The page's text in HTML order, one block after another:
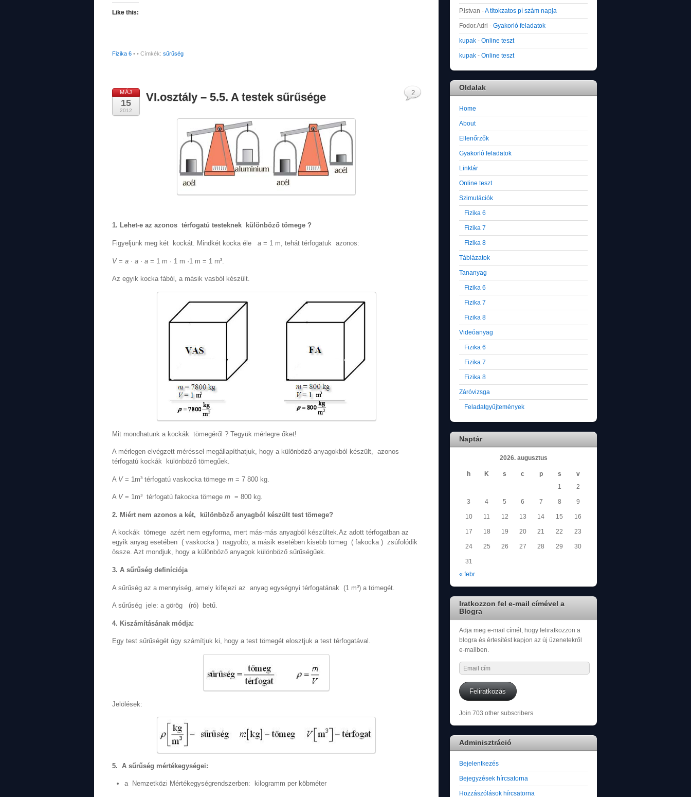
Like this:
Fizika 6 • • Címkék: sűrűség
MÁJ
15
2012
VI.osztály – 5.5. A testek sűrűsége
1. Lehet-e az azonos térfogatú testeknek különböző tömege ?
Figyeljünk meg két kockát. Mindkét kocka éle a = 1 m, tehát térfogatuk azonos:
V= a · a · a = 1 m · 1 m ·1 m = 1 m³.
Az egyik kocka fából, a másik vasból készült.
Mit mondhatunk a kockák tömegéről ? Tegyük mérlegre őket!
A mérlegen elvégzett méréssel megállapíthatjuk, hogy a különböző anyagokból készült, azonos
térfogatú kockák különböző tömegűek.
A V= 1m³ térfogatú vaskocka tömege m = 7 800 kg.
A V= 1m³ térfogatú fakocka tömege m = 800 kg.
2. Miért nem azonos a két, különböző anyagból készült test tömege?
A kockák tömege azért nem egyforma, mert más-más anyagból készültek.Az adott térfogatban az
egyik anyag esetében ( vaskocka ) nagyobb, a másik esetében kisebb tömeg ( fakocka ) zsúfolódik
össze. Azt mondjuk, hogy a különböző anyagok különböző sűrűségűek.
3. A sűrűség definíciója
A sűrűség az a mennyiség, amely kifejezi az anyag egységnyi térfogatának (1 m³) a tömegét.
A sűrűség jele: a görög (ró) betű.
4. Kiszámításának módja:
Egy test sűrűségét úgy számítjuk ki, hogy a test tömegét elosztjuk a test térfogatával.
Jelölések:
5. A sűrűség mértékegységei:
a Nemzetközi Mértékegységrendszerben: kilogramm per köbméter
2
P.istvan -A titokzatos pí szám napja
Fodor.Adri - Gyakorló feladatok
kupak - Online teszt
kupak - Online teszt
Oldalak
Home
About
Ellenőrzők
Gyakorló feladatok
Linktár
Online teszt
Szimulációk
Fizika 6
Fizika 7
Fizika 8
Táblázatok
Tananyag
Fizika 6
Fizika 7
Fizika 8
Videóanyag
Fizika 6
Fizika 7
Fizika 8
Záróvizsga
Feladatgyűjtemények
Naptár
2026. augusztus
h K s c p s
v
1
2
3 4 5 6 7 8 9
10 11 12 13 14 15 16
17 18 19 20 21 22 23
24 25 26 27 28 29 30
31
« febr
Iratkozzon fel e-mail címével a
Blogra
Adja meg e-mail címét, hogy feliratkozzon a
blogra és értesítést kapjon az új üzenetekről
e-mailben.
Email
cím
Feliratkozás
Join 703 other subscribers
Adminisztráció
Bejelentkezés
Bejegyzések hírcsatorna
Hozzászólások hírcsatorna